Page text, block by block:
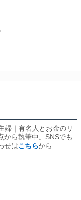
婦｜有名人とお金のリ
から執筆中。SNSでも
せはこちらから